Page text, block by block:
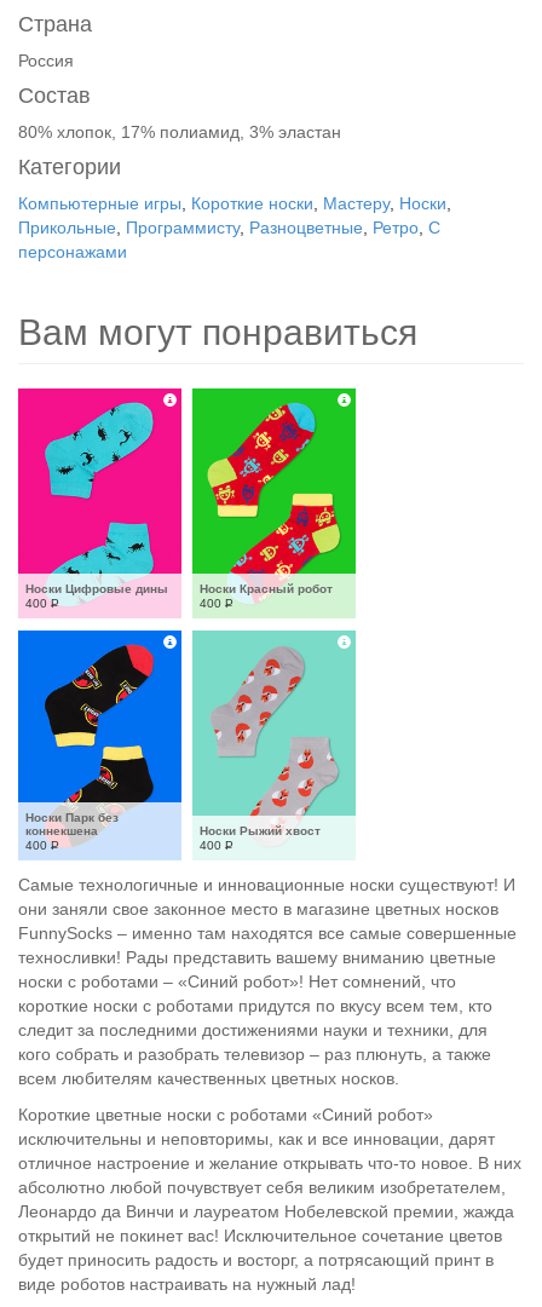
Страна
Россия
Состав
80% хлопок, 17% полиамид, 3% эластан
Категории
Компьютерные игры Короткие носки Мастеру, Носки
Прикольные
Программисту, Разноцветные Ретро С
персонажами
Вам могут понравиться
Носки Цифровые дины
400 Р
Носки Красный робот
400 Р
Носки Парк без
коннекшена
400 Р
Носки Рыжий хвост
400 Р
Самые технологичные и инновационные носки существуют! И
они заняли свое законное место в магазине цветных носков
FunnySocks – именно там находятся все самые совершенные
техносливки! Рады представить вашему вниманию цветные
носки с роботами – «Синий робот»! Нет сомнений, что
короткие носки с роботами придутся по вкусу всем тем, кто
следит за последними достижениями науки и техники, для
кого собрать и разобрать телевизор – раз плюнуть, а также
всем любителям качественных цветных носков.
Короткие цветные носки с роботами «Синий робот»
исключительны и неповторимы, как и все инновации, дарят
отличное настроение и желание открывать что-то новое. В них
абсолютно любой почувствует себя великим изобретателем,
Леонардо да Винчи и лауреатом Нобелевской премии, жажда
открытий не покинет вас! Исключительное сочетание цветов
будет приносить радость и восторг, а потрясающий принт в
виде роботов настраивать на нужный лад!